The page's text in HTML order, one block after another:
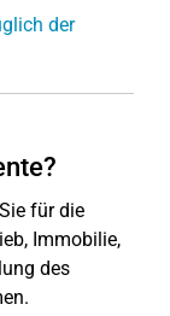
der
für die
Immobilie,
des